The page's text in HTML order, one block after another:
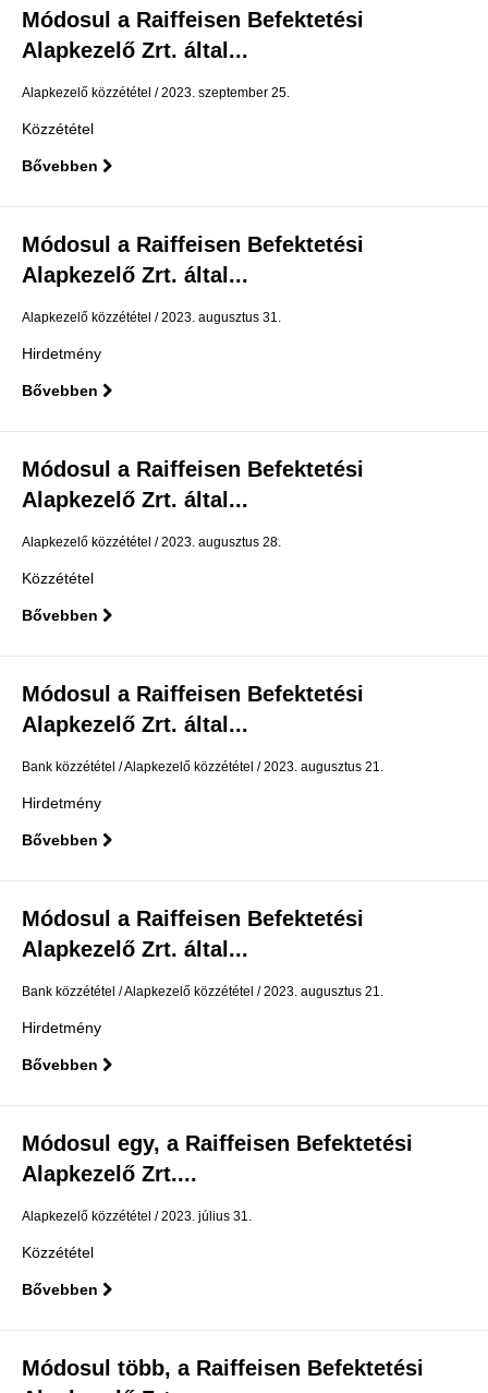
Módosul a Raiffeisen Befektetési
Alapkezelő Zrt. által...
Alapkezelő közzététel 2023. szeptember 25.
Közzététel
Bővebben
Módosul a Raiffeisen Befektetési
Alapkezelő Zrt. által...
Alapkezelő közzététel 2023. augusztus 31.
Hirdetmény
Bővebben
Módosul a Raiffeisen Befektetési
Alapkezelő Zrt. által...
Alapkezelő közzététel 2023. augusztus 28.
Közzététel
Bővebben
Módosul a Raiffeisen Befektetési
Alapkezelő Zrt. által...
Bank közzététel Alapkezelő közzététel 2023. augusztus 21.
Hirdetmény
Bővebben
Módosul a Raiffeisen Befektetési
Alapkezelő Zrt. által...
Bank közzététel Alapkezelő közzététel 2023. augusztus 21.
Hirdetmény
Bővebben
Módosul egy, a Raiffeisen Befektetési
Alapkezelő Zrt....
Alapkezelő közzététel 2023. július 31.
Közzététel
Bővebben
Módosul több, a Raiffeisen Befektetési